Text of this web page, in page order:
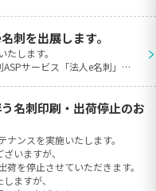
刺を出展します。
します。
サービス「法人e名刺」の
～19日（木）
大阪府大阪市中央区本町橋
>
名刺印刷・出荷停止のお
ンスを実施いたします。
いますが、
を停止させていただきます。
ますが、